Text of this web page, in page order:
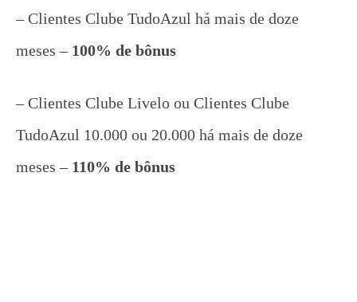
– Clientes Clube TudoAzul há mais de doze
meses – 100% de bônus
– Clientes Clube Livelo ou Clientes Clube
TudoAzul 10.000 ou 20.000 há mais de doze
meses – 110% de bônus